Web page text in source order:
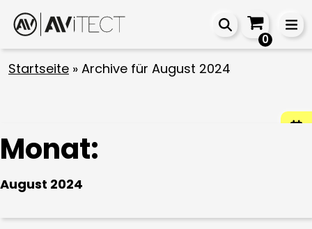
0
Startseite » Archive für August 2024
Monat:
August 2024